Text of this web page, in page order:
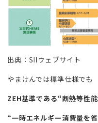
出典：SIIウェブサイト
やまけんでは標準仕様でも
ZEH基準である“断熱等性
“一時エネルギー消費量を